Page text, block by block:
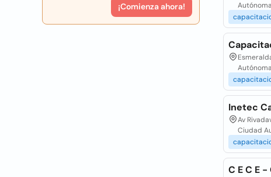
¡Comienza ahora!
Inetec
Av
Ciudad
C E C E